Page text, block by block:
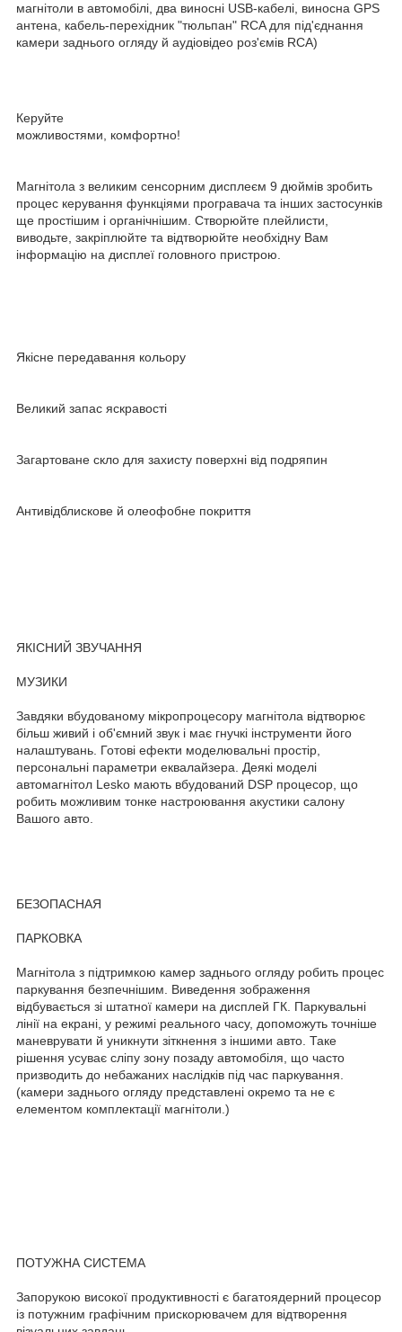
магнітоли в автомобілі, два виносні USB-кабелі, виносна GPS
антена, кабель-перехідник "тюльпан" RCA для під'єднання
камери заднього огляду й аудіовідео роз'ємів RCA)
Керуйте
можливостями, комфортно!
Магнітола з великим сенсорним дисплеєм 9 дюймів зробить
процес керування функціями програвача та інших застосунків
ще простішим і органічнішим. Створюйте плейлисти,
виводьте, закріплюйте та відтворюйте необхідну Вам
інформацію на дисплеї головного пристрою.
Якісне передавання кольору
Великий запас яскравості
Загартоване скло для захисту поверхні від подряпин
Антивідблискове й олеофобне покриття
ЯКІСНИЙ ЗВУЧАННЯ
МУЗИКИ
Завдяки вбудованому мікропроцесору магнітола відтворює
більш живий і об'ємний звук і має гнучкі інструменти його
налаштувань. Готові ефекти моделювальні простір,
персональні параметри еквалайзера. Деякі моделі
автомагнітол Lesko мають вбудований DSP процесор, що
робить можливим тонке настроювання акустики салону
Вашого авто.
БЕЗОПАСНАЯ
ПАРКОВКА
Магнітола з підтримкою камер заднього огляду робить процес
паркування безпечнішим. Виведення зображення
відбувається зі штатної камери на дисплей ГК. Паркувальні
лінії на екрані, у режимі реального часу, допоможуть точніше
маневрувати й уникнути зіткнення з іншими авто. Таке
рішення усуває сліпу зону позаду автомобіля, що часто
призводить до небажаних наслідків під час паркування.
(камери заднього огляду представлені окремо та не є
елементом комплектації магнітоли.)
ПОТУЖНА СИСТЕМА
Запорукою високої продуктивності є багатоядерний процесор
із потужним графічним прискорювачем для відтворення